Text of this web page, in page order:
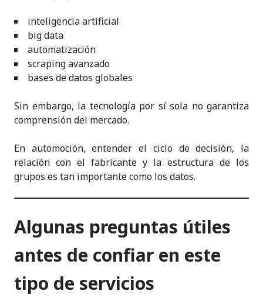
inteligencia artificial
big data
automatización
scraping avanzado
bases de datos globales
Sin embargo, la tecnología por sí sola no garantiza
comprensión del mercado.
En automoción, entender el ciclo de decisión, la
relación con el fabricante y la estructura de los
grupos es tan importante como los datos.
Algunas preguntas útiles
antes de confiar en este
tipo de servicios